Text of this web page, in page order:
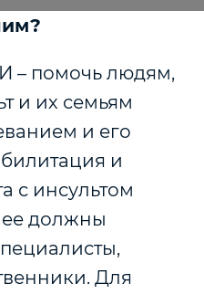
– помочь людям,
и их семьям
и его
и
с инсультом
ее должны
Для